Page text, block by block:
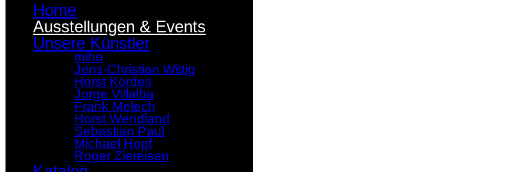
Home
Ausstellungen & Events
Unsere Künstler
miho
Jens-Christian Wittig
Horst Kordes
Jorge Villalba
Frank Melech
Horst Wendland
Sebastian Paul
Michael Hopf
Roger Ziereisen